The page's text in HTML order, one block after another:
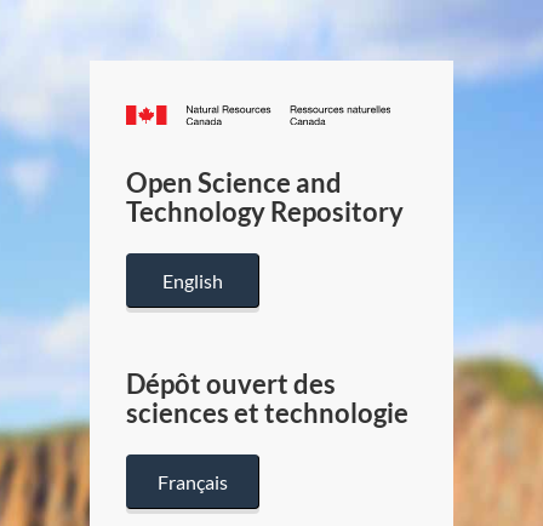
Canada.ca
/
Canada
Open Science and
Technology Repository
English
Dépôt ouvert des
sciences et technologie
Français